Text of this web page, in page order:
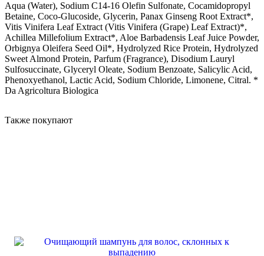
Aqua (Water), Sodium C14-16 Olefin Sulfonate, Cocamidopropyl
Betaine, Coco-Glucoside, Glycerin, Panax Ginseng Root Extract*,
Vitis Vinifera Leaf Extract (Vitis Vinifera (Grape) Leaf Extract)*,
Achillea Millefolium Extract*, Aloe Barbadensis Leaf Juice Powder,
Orbignya Oleifera Seed Oil*, Hydrolyzed Rice Protein, Hydrolyzed
Sweet Almond Protein, Parfum (Fragrance), Disodium Lauryl
Sulfosuccinate, Glyceryl Oleate, Sodium Benzoate, Salicylic Acid,
Phenoxyethanol, Lactic Acid, Sodium Chloride, Limonene, Citral. *
Da Agricoltura Biologica
Также покупают